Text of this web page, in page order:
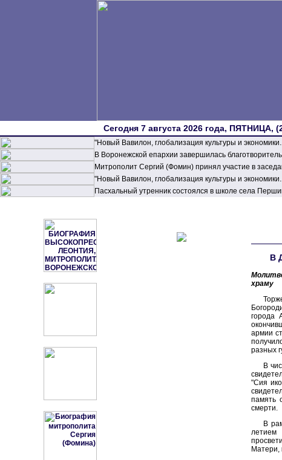
Сегодня 7 августа 2026 года, ПЯТНИЦА,
"Новый Вавилон, глобализация культуры и
В Воронежской епархии завершилась
Митрополит Сергий (Фомин) принял участие в
"Новый Вавилон, глобализация культуры и
Пасхальный утренник состоялся в школе села
В
храму
города
армии
разных
В
"Сия
память
смерти.
В
летием
Матери,